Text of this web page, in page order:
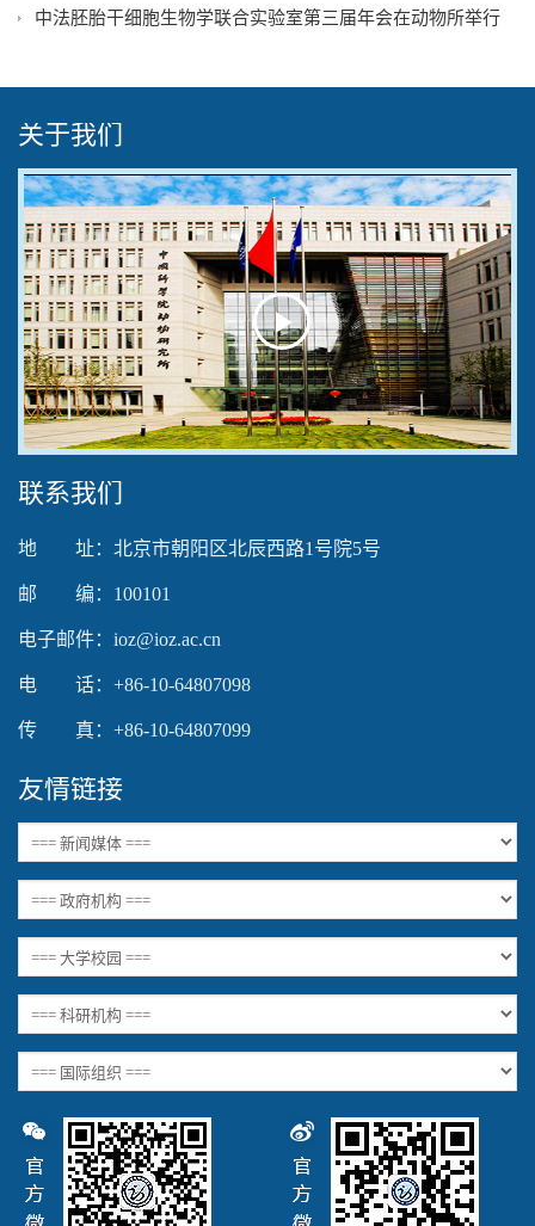
中法胚胎干细胞生物学联合实验室第三届年会在动物所举行
关于我们
Play
Video
联系我们
地 址：北京市朝阳区北辰西路1号院5号
邮 编：100101
电子邮件：ioz@ioz.ac.cn
电 话：+86-10-64807098
传 真：+86-10-64807099
友情链接